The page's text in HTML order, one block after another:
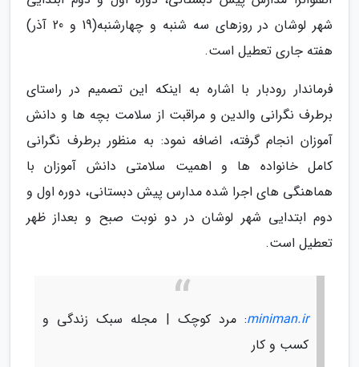
شهر لوشان در روزهای سه شنبه و چهارشنبه(19 و 20 آذر)
هفته جاری تعطیل است.
فرماندار رودبار با اشاره به اینکه این تصمیم در راستای
برطرف نگرانی والدین و مراقبت از سلامت بچه ها و دانش
آموزان انجام گرفته، اضافه نمود: به منظور برطرف نگرانی
کامل خانواده ها و اهمیت سلامتی دانش آموزان با
هماهنگی های اجرا شده مدارس پیش دبستانی، دوره اول و
دوم ابتدایی شهر لوشان در دو نوبت صبح و بعداز ظهر
تعطیل است.
miniman.ir: مرد کوچک | مجله سبک زندگی و
کسب و کار